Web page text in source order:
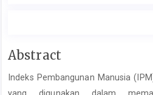
Main
Content
Abstract
Indeks Pembangunan Manusia
yang digunakan dalam